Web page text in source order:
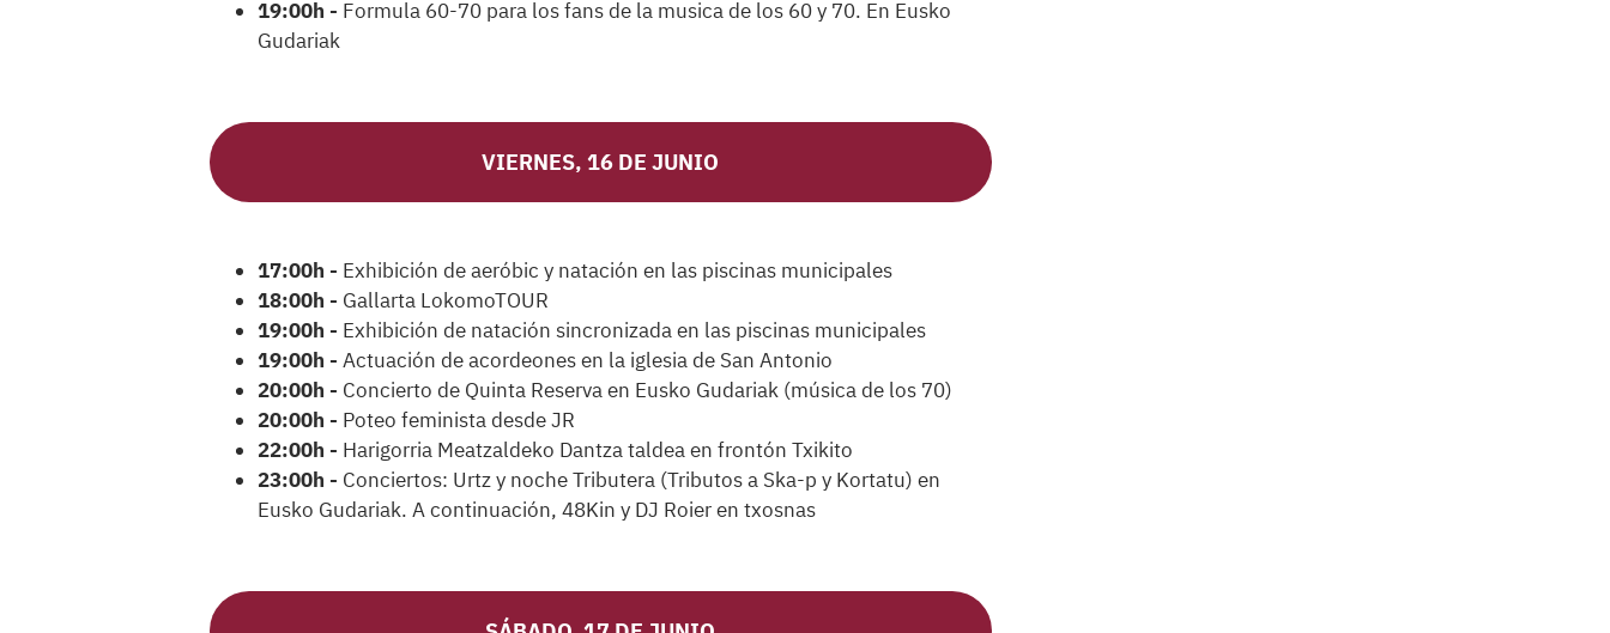
19:00h - Formula 60-70 para los fans de la musica de los 60 y 70. En Eusko
Gudariak
VIERNES, 16 DE JUNIO
17:00h - Exhibición de aeróbic y natación en las piscinas municipales
18:00h - Gallarta LokomoTOUR
19:00h - Exhibición de natación sincronizada en las piscinas municipales
19:00h - Actuación de acordeones en la iglesia de San Antonio
20:00h - Concierto de Quinta Reserva en Eusko Gudariak (música de los 70)
20:00h - Poteo feminista desde JR
22:00h - Harigorria Meatzaldeko Dantza taldea en frontón Txikito
23:00h - Conciertos: Urtz y noche Tributera (Tributos a Ska-p y Kortatu) en
Eusko Gudariak. A continuación, 48Kin y DJ Roier en txosnas